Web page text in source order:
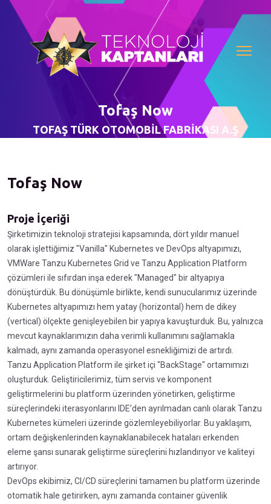
Tofaş Now
TOFAŞ TÜRK OTOMOBİL FABRİKASI A.Ş
Tofaş Now
Proje İçeriği
Şirketimizin teknoloji stratejisi kapsamında, dört yıldır manuel
olarak işlettiğimiz "Vanilla" Kubernetes ve DevOps altyapımızı,
VMWare Tanzu Kubernetes Grid ve Tanzu Application Platform
çözümleri ile sıfırdan inşa ederek "Managed" bir altyapıya
dönüştürdük. Bu dönüşümle birlikte, kendi sunucularımız üzerinde
Kubernetes altyapımızı hem yatay (horizontal) hem de dikey
(vertical) ölçekte genişleyebilen bir yapıya kavuşturduk. Bu, yalnızca
mevcut kaynaklarımızın daha verimli kullanımını sağlamakla
kalmadı, aynı zamanda operasyonel esnekliğimizi de artırdı.
Tanzu Application Platform ile şirket içi "BackStage" ortamımızı
oluşturduk. Geliştiricilerimiz, tüm servis ve komponent
geliştirmelerini bu platform üzerinden yönetirken, geliştirme
süreçlerindeki iterasyonlarını IDE’den ayrılmadan canlı olarak Tanzu
Kubernetes kümeleri üzerinde gözlemleyebiliyorlar. Bu yaklaşım,
ortam değişkenlerinden kaynaklanabilecek hataları erkenden
eleme şansı sunarak geliştirme süreçlerini hızlandırıyor ve kaliteyi
artırıyor.
DevOps ekibimiz, CI/CD süreçlerini tamamen bu platform üzerinde
otomatik hale getirirken, aynı zamanda container güvenlik